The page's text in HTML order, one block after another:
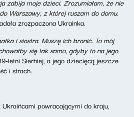
zabija moje dzieci. Zrozumiałam, że nie
Warszawy, z której ruszam do domu.
zrozpaczona Ukrainka.
i siostra. Muszę ich bronić. To mój
się tak samo, gdyby to na jego
letni Sierhiej, a jego dziecięcą jeszcze
i strach.
powracającymi do kraju,